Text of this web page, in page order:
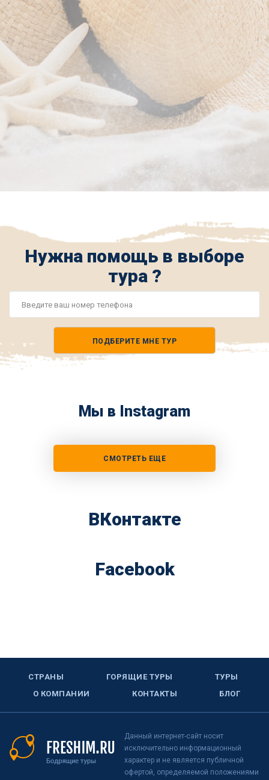
Нужна помощь в выборе
тура ?
ПОДБЕРИТЕ МНЕ ТУР
Мы в Instagram
СМОТРЕТЬ ЕЩЕ
ВКонтакте
Facebook
СТРАНЫ ГОРЯЩИЕ ТУРЫ
ТУРЫ
О КОМПАНИИ
КОНТАКТЫ БЛОГ
Данный интернет-сайт носит
исключительно информационный
характер и не является публичной
офертой, определяемой положениями